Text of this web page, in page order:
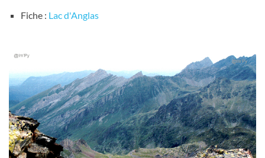
Fiche : Lac d'Anglas